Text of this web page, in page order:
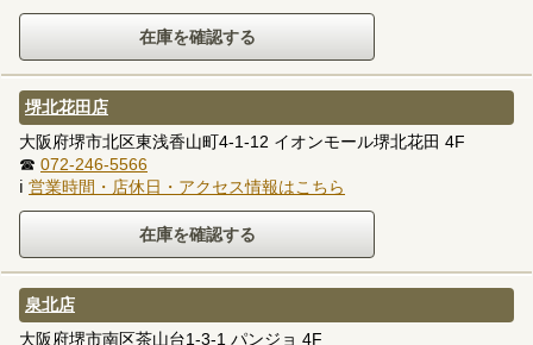
堺北花田店
大阪府堺市北区東浅香山町4-1-12 イオンモール堺北花田 4F
☎ 072-246-5566
ℹ 営業時間・店休日・アクセス情報はこちら
泉北店
大阪府堺市南区茶山台1-3-1 パンジョ 4F